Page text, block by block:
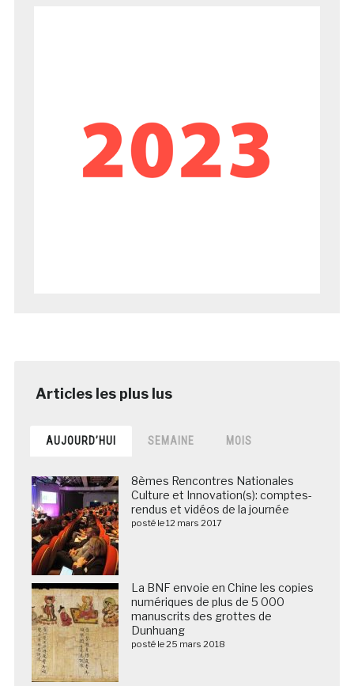
AUJOURD’HUI SEMAINE MOIS
8èmes Rencontres Nationales
Culture et Innovation(s): comptes-
rendus et vidéos de la journée
posté le 12 mars 2017
La BNF envoie en Chine les copies
numériques de plus de 5 000
manuscrits des grottes de
Dunhuang
posté le 25 mars 2018